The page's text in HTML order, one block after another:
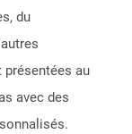
du
au
avec des